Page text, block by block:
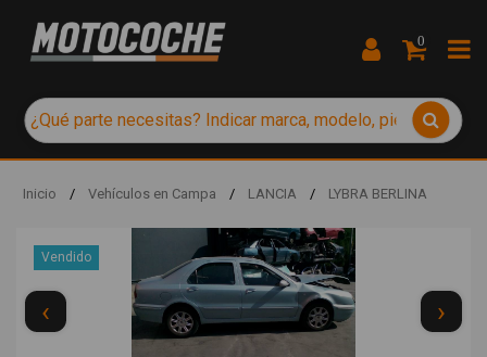
0
Inicio / Vehículos en Campa / LANCIA / LYBRA BERLINA
Vendido
‹ ›